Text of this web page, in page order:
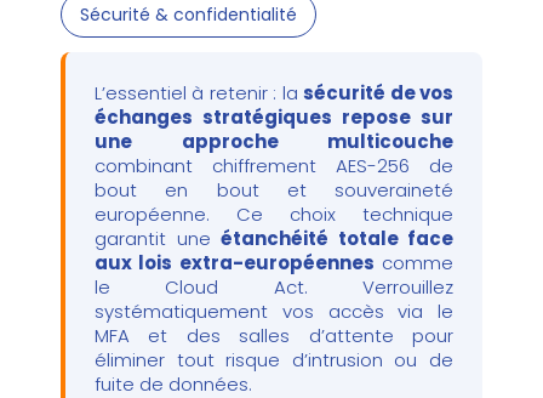
Sécurité & confidentialité
L’essentiel à retenir : la sécurité de vos
échanges stratégiques repose sur
une approche multicouche
combinant chiffrement AES-256 de
bout en bout et souveraineté
européenne. Ce choix technique
garantit une étanchéité totale face
aux lois extra-européennes comme
le Cloud Act. Verrouillez
systématiquement vos accès via le
MFA et des salles d’attente pour
éliminer tout risque d’intrusion ou de
fuite de données.